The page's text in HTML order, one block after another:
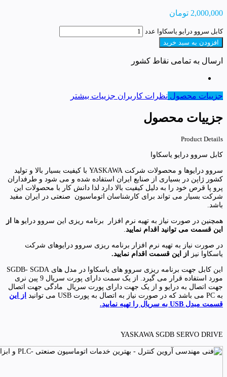
2,000,000 تومان
کابل سروو درایو یاسکاوا عدد
افزودن به سبد خرید
ارسال به تمامی نقاط کشور
جزییات محصول نظرات کاربران جزییات بیشتر
جزییات محصول
Product Details
کابل سروو درایو یاسکاوا
سروو درایوها و محصولات شرکت YASKAWA با کیفیت بسیار بالا و تولید
کشور ژاپن در بسیاری از صنایع ایران استفاده شده و می شود و طرفداران
پرو پا قرص خود را به دلیل کیفیت بالا دارد لذا دانش کار با محصولات این
شرکت بسیار می تواند برای کارشناسان اتوماسیون صنعتی در ایران مفید
باشد.
همچنین در صورت نیاز به تهیه نرم افزار برنامه ریزی این سروو درایو ها از
این قسمت می توانید اقدام نمایید
در صورت نیاز به تهیه نرم افزار برنامه ریزی سروو درایوهای شرکت
یاسکاوا نیز
از این قسمت اقدام نمایید.
این کابل جهت برنامه ریزی سروو های یاسکاوا در مدل های SGDB- SGDA
مورد استفاده قرار می گیرد. از یک سمت دارای پورت سریال 9 پین نری
جهت اتصال به درایو و از یک جهت دارای پورت سریال مادگی جهت اتصال
به PC می باشد که در صورت نیاز به اتصال به پورت USB می توانید
از این
قسمت مبدل USB به سریال را تهیه نمایید.
YASKAWA SGDB SERVO DRIVE